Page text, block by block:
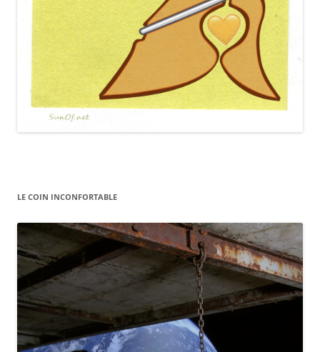
LE COIN INCONFORTABLE